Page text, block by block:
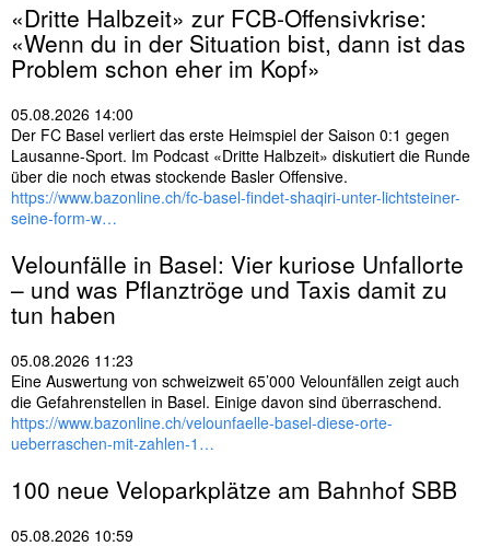
ü
s
e
w
ö
r
t
e
r
«Dritte Halbzeit» zur FCB-Offensivkrise:
«Wenn du in der Situation bist, dann ist das
Problem schon eher im Kopf»
05.08.2026 14:00
Der FC Basel verliert das erste Heimspiel der Saison 0:1 gegen
Lausanne-Sport. Im Podcast «Dritte Halbzeit» diskutiert die Runde
über die noch etwas stockende Basler Offensive.
https://www.bazonline.ch/fc-basel-findet-shaqiri-unter-lichtsteiner-
seine-form-w…
Velounfälle in Basel: Vier kuriose Unfallorte
– und was Pflanztröge und Taxis damit zu
tun haben
05.08.2026 11:23
Eine Auswertung von schweizweit 65’000 Velounfällen zeigt auch
die Gefahrenstellen in Basel. Einige davon sind überraschend.
https://www.bazonline.ch/velounfaelle-basel-diese-orte-
ueberraschen-mit-zahlen-1…
100 neue Veloparkplätze am Bahnhof SBB
05.08.2026 10:59